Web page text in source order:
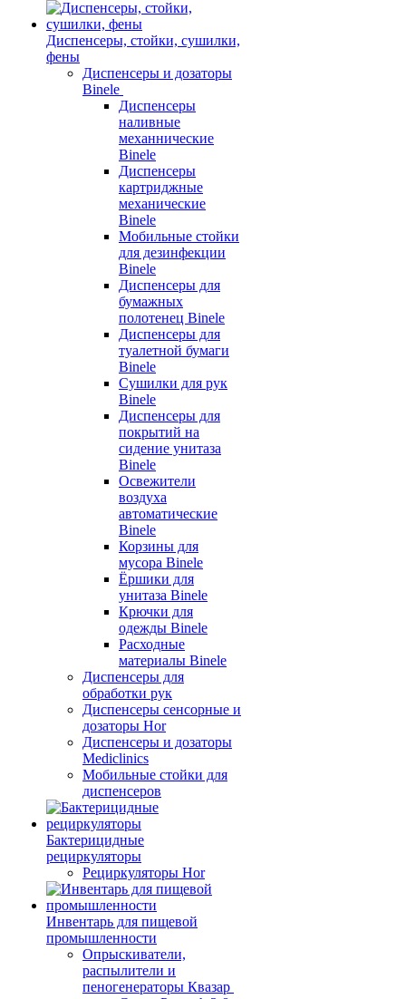
Диспенсеры, стойки, сушилки,
фены
Диспенсеры и дозаторы
Binele
Диспенсеры
наливные
механнические
Binele
Диспенсеры
картриджные
механические
Binele
Мобильные стойки
для дезинфекции
Binele
Диспенсеры для
бумажных
полотенец Binele
Диспенсеры для
туалетной бумаги
Binele
Сушилки для рук
Binele
Диспенсеры для
покрытий на
сидение унитаза
Binele
Освежители
воздуха
автоматические
Binele
Корзины для
мусора Binele
Ёршики для
унитаза Binele
Крючки для
одежды Binele
Расходные
материалы Binele
Диспенсеры для
обработки рук
Диспенсеры сенсорные и
дозаторы Hor
Диспенсеры и дозаторы
Mediclinics
Мобильные стойки для
диспенсеров
Бактерицидные
рециркуляторы
Рециркуляторы Hor
Инвентарь для пищевой
промышленности
Опрыскиватели,
распылители и
пеногенераторы Квазар